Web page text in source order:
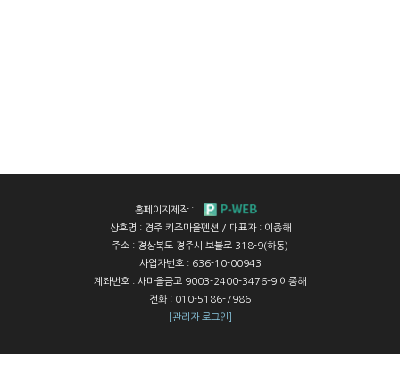
홈페이지제작 :
상호명 : 경주 키즈마을펜션 / 대표자 : 이종해
주소 : 경상북도 경주시 보불로 318-9(하동)
사업자번호 : 636-10-00943
계좌번호 : 새마을금고 9003-2400-3476-9 이종해
전화 : 010-5186-7986
[관리자 로그인]